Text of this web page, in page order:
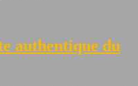
authentique du